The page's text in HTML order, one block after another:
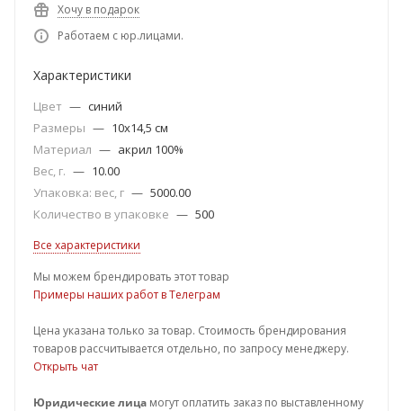
Хочу в подарок
Работаем с юр.лицами.
Характеристики
Цвет — синий
Размеры — 10х14,5 см
Материал — акрил 100%
Вес, г. — 10.00
Упаковка: вес, г — 5000.00
Количество в упаковке — 500
Все характеристики
Мы можем брендировать этот товар
Примеры наших работ в Телеграм
Цена указана только за товар. Стоимость брендирования
товаров рассчитывается отдельно, по запросу менеджеру.
Открыть чат
Юридические лица могут оплатить заказ по выставленному